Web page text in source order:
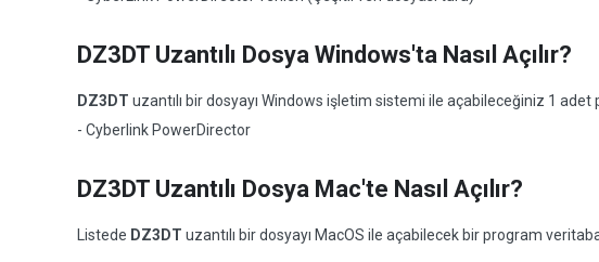
DZ3DT Uzantılı Dosya Windows'ta Nasıl Açılır?
DZ3DT uzantılı bir dosyayı Windows işletim sistemi ile açabileceğiniz 1
- Cyberlink PowerDirector
DZ3DT Uzantılı Dosya Mac'te Nasıl Açılır?
Listede DZ3DT uzantılı bir dosyayı MacOS ile açabilecek bir program